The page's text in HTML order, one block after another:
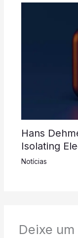
Hans
Isolating
Notícias
Deixe